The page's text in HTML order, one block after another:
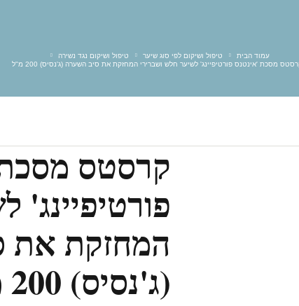
עמוד הבית טיפול ושיקום לפי סוג שיער
טיפול ושיקום נגד נשירה
קרסטס מסכת 'אינטנס פורטיפיינג' לשיער חלש ושברירי המחזקת את סיב השערה (ג'נסיס) 200 מ"ל
קרסטס
המחזקת את
(ג'נסיס) 200 מ"ל